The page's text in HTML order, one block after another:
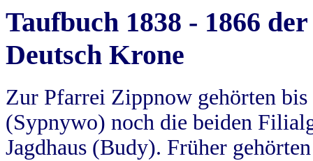
Taufbuch 1838 - 1866
Deutsch Krone
Zur Pfarrei Zippnow gehörten
(Sypnywo) noch die beiden
Jagdhaus (Budy). Früher